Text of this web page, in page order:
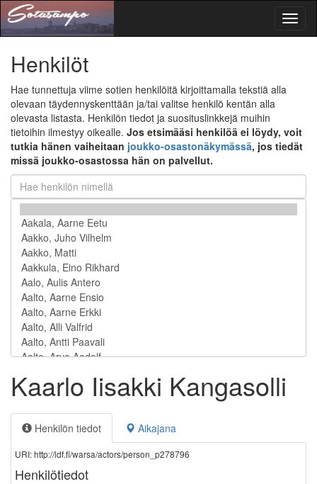
Henkilöt
Hae tunnettuja viime sotien henkilöitä kirjoittamalla tekstiä alla
olevaan täydennyskenttään ja/tai valitse henkilö kentän alla
olevasta listasta. Henkilön tiedot ja suosituslinkkejä muihin
tietoihin ilmestyy oikealle. Jos etsimääsi henkilöä ei löydy, voit
tutkia hänen vaiheitaan joukko-osastonäkymässä, jos tiedät
missä joukko-osastossa hän on palvellut.
Kaarlo Iisakki Kangasolli
Henkilön tiedot Aikajana
URI: http://ldf.fi/warsa/actors/person_p278796
Henkilötiedot